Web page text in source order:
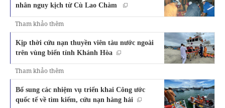
nhân nguy kịch từ Cù Lao Chàm
Tham khảo thêm
Kịp thời cứu nạn thuyền viên tàu nước ngoài
trên vùng biển tỉnh Khánh Hòa
Tham khảo thêm
Bổ sung các nhiệm vụ triển khai Công ước
quốc tế về tìm kiếm, cứu nạn hàng hải